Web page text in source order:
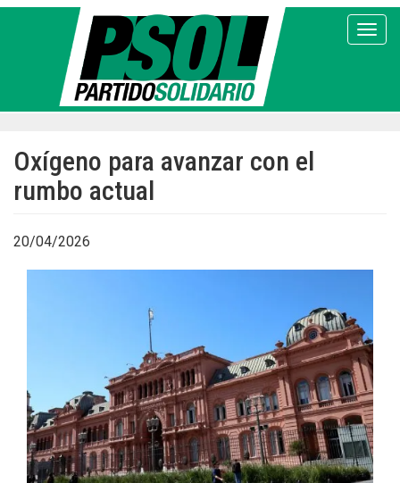
Pasar
Oxígeno para avanzar con el
rumbo actual
20/04/2026